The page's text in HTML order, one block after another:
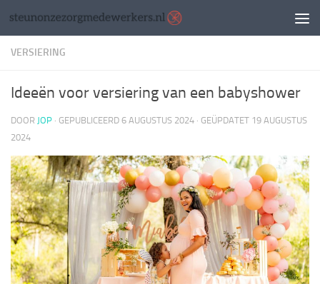
Doorgaan naar inhoud
VERSIERING
Ideeën voor versiering van een babyshower
DOOR JOP · GEPUBLICEERD 6 AUGUSTUS 2024 · GEÜPDATET 19 AUGUSTUS
2024